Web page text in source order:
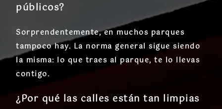
públicos?
Sorprendentemente, en muchos parques
tampoco hay. La norma general sigue siendo
la misma: lo que traes al parque, te lo llevas
contigo.
¿Por qué las calles están tan limpias